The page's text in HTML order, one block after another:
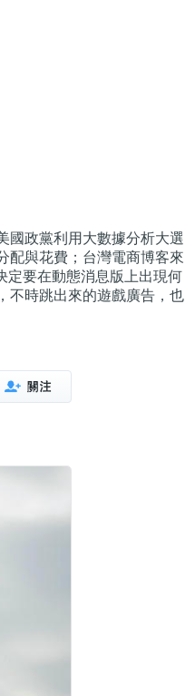
國政黨利用大數據分析大選
配與花費；台灣電商博客來
定要在動態消息版上出現何
不時跳出來的遊戲廣告，也